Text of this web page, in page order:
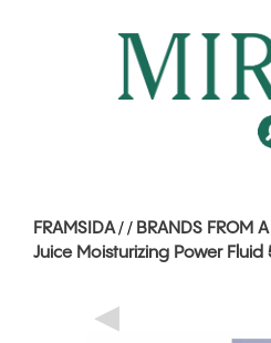
FRAMSIDA/ / BRANDS FROM
Juice Moisturizing Power Fluid
◀